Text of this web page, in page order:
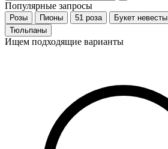
Популярные запросы
Розы Пионы 51 роза Букет невесты
Тюльпаны
Ищем подходящие варианты